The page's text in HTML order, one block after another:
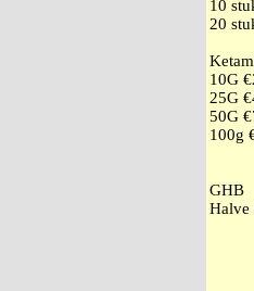
10
20
10G
25G
50G
100g
GHB
Halve